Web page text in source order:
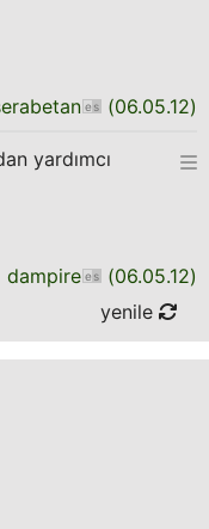
(06.05.12)
yardımcı
dampire (06.05.12)
yenile